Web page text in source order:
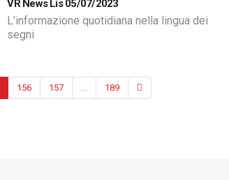
VR News Lis 05/07/2023
L’informazione quotidiana nella lingua dei
segni
156 157 ... 189